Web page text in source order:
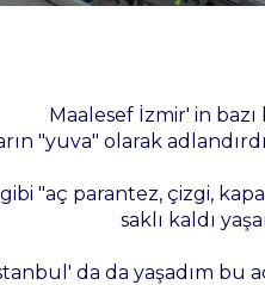
Maalesef İzmir' in
"yuva" olarak
"aç parantez, çizgi,
saklı kaldı
da da yaşadım bu